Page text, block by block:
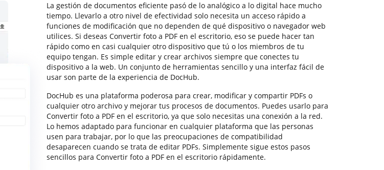
La gestión de documentos eficiente pasó de lo analógico a lo digital hace mucho
tiempo. Llevarlo a otro nivel de efectividad solo necesita un acceso rápido a
funciones de modificación que no dependen de qué dispositivo o navegador web
utilices. Si deseas Convertir foto a PDF en el escritorio, eso se puede hacer tan
rápido como en casi cualquier otro dispositivo que tú o los miembros de tu
equipo tengan. Es simple editar y crear archivos siempre que conectes tu
dispositivo a la web. Un conjunto de herramientas sencillo y una interfaz fácil de
usar son parte de la experiencia de DocHub.
DocHub es una plataforma poderosa para crear, modificar y compartir PDFs o
cualquier otro archivo y mejorar tus procesos de documentos. Puedes usarlo para
Convertir foto a PDF en el escritorio, ya que solo necesitas una conexión a la red.
Lo hemos adaptado para funcionar en cualquier plataforma que las personas
usen para trabajar, por lo que las preocupaciones de compatibilidad
desaparecen cuando se trata de editar PDFs. Simplemente sigue estos pasos
sencillos para Convertir foto a PDF en el escritorio rápidamente.